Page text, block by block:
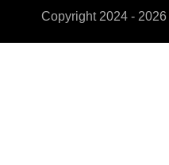
Copyright 2024 - 2026